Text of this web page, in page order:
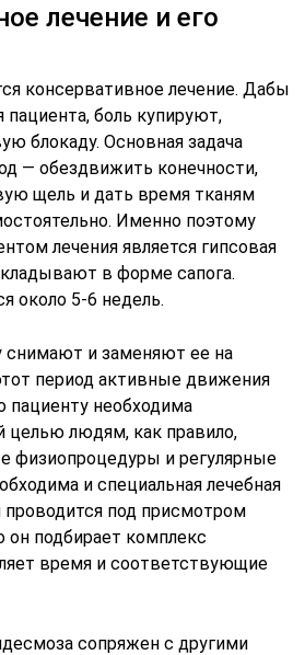
лечение и его
консервативное лечение. Дабы
пациента, боль купируют,
блокаду. Основная задача
— обездвижить конечности,
щель и дать время тканям
Именно поэтому
лечения является гипсовая
в форме сапога.
около 5-6 недель.
снимают и заменяют ее на
период активные движения
пациенту необходима
целью людям, как правило,
физиопроцедуры и регулярные
и специальная лечебная
проводится под присмотром
он подбирает комплекс
время и соответствующие
сопряжен с другими